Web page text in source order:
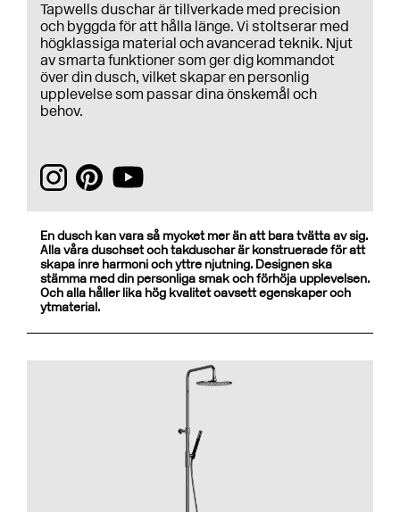
Tapwells duschar är tillverkade med precision
och byggda för att hålla länge. Vi stoltserar med
högklassiga material och avancerad teknik. Njut
av smarta funktioner som ger dig kommandot
över din dusch, vilket skapar en personlig
upplevelse som passar dina önskemål och
behov.
En dusch kan vara så mycket mer än att bara tvätta av sig.
Alla våra duschset och takduschar är konstruerade för att
skapa inre harmoni och yttre njutning. Designen ska
stämma med din personliga smak och förhöja upplevelsen.
Och alla håller lika hög kvalitet oavsett egenskaper och
ytmaterial.